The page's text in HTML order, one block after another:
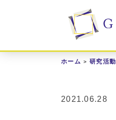
ホーム 研究活動
2021.06.28